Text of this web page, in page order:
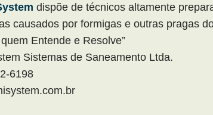
dispõe de técnicos altamente
causados por formigas e outras pragas
Entende e Resolve”
Sistemas de Saneamento Ltda.
6198